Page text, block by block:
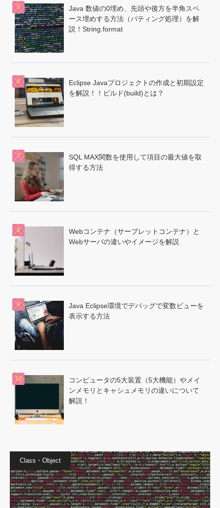
Java 数値の0埋め、先頭や後方を半角スペ
ース埋めする方法（パティング処理）を解
説！String.format
Eclipse Javaプロジェクトの作成と初期設定
を解説！！ビルド(build)とは？
SQL MAX関数を使用して項目の最大値を取
得する方法
Webコンテナ（サーブレットコンテナ）と
Webサーバの違いやイメージを解説
Java Eclipse環境でデバッグで変数ビューを
表示する方法
コンピュータの5大装置（5大機能）やメイ
ンメモリとキャシュメモリの違いについて
解説！
Class・Object